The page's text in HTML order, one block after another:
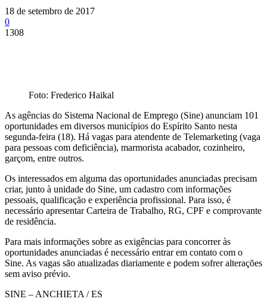
18 de setembro de 2017
0
1308
Foto: Frederico Haikal
As agências do Sistema Nacional de Emprego (Sine) anunciam 101
oportunidades em diversos municípios do Espírito Santo nesta
segunda-feira (18). Há vagas para atendente de Telemarketing (vaga
para pessoas com deficiência), marmorista acabador, cozinheiro,
garçom, entre outros.
Os interessados em alguma das oportunidades anunciadas precisam
criar, junto à unidade do Sine, um cadastro com informações
pessoais, qualificação e experiência profissional. Para isso, é
necessário apresentar Carteira de Trabalho, RG, CPF e comprovante
de residência.
Para mais informações sobre as exigências para concorrer às
oportunidades anunciadas é necessário entrar em contato com o
Sine. As vagas são atualizadas diariamente e podem sofrer alterações
sem aviso prévio.
SINE – ANCHIETA / ES